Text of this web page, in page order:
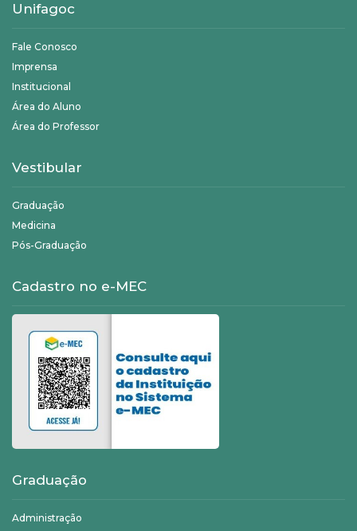
Unifagoc
Fale Conosco
Imprensa
Institucional
Área do Aluno
Área do Professor
Vestibular
Graduação
Medicina
Pós-Graduação
Cadastro no e-MEC
Graduação
Administração